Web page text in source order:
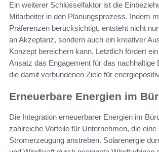
Ein weiterer Schlüsselfaktor ist die
Mitarbeiter in den Planungsprozess. Indem
Präferenzen berücksichtigt, entsteht nicht
an Akzeptanz, sondern auch ein kreativer
Konzept bereichern kann. Letztlich fördert
Ansatz das Engagement für das nachhaltige
die damit verbundenen Ziele für
Erneuerbare Energien im
Die Integration erneuerbarer Energien im
zahlreiche Vorteile für Unternehmen, die eine
Stromerzeugung anstreben. Solarenergie